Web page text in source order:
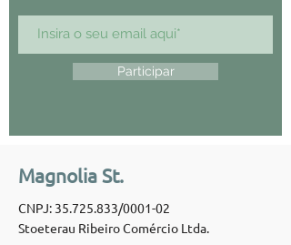
Participar
Magnolia St.
CNPJ: 35.725.833/0001-02
Stoeterau Ribeiro Comércio Ltda.